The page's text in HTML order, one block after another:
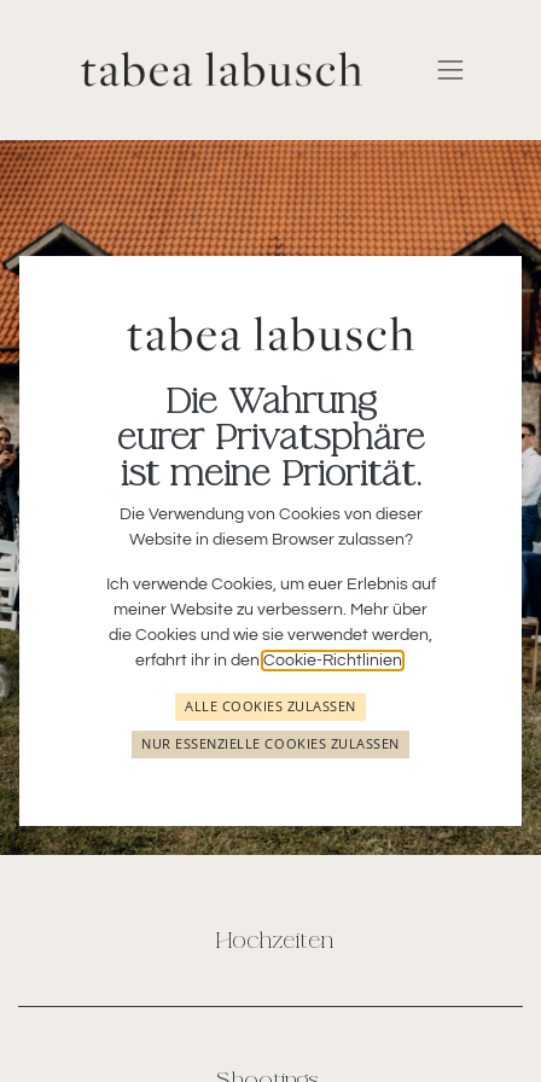
Hochzeiten
Die Wahrung
eurer Privatsphäre
ist meine Priorität.
Die Verwendung von Cookies von dieser
Website in diesem Browser zulassen?
Ich verwende Cookies, um euer Erlebnis auf
meiner Website zu verbessern. Mehr über
die Cookies und wie sie verwendet werden,
erfahrt ihr in den Cookie-Richtlinien
ALLE COOKIES ZULASSEN
NUR ESSENZIELLE COOKIES ZULASSEN